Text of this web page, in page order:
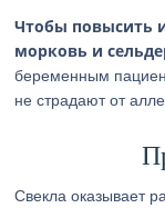
Чтобы повысить
морковь и
беременным
не страдают от
Свекла оказывает